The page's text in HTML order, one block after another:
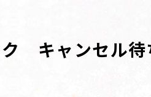
キャンセル待